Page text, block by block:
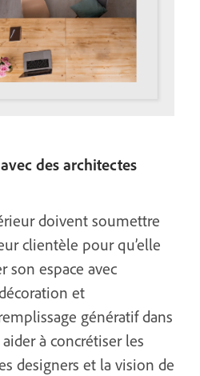
des architectes
doivent soumettre
clientèle pour qu’elle
son espace avec
et
génératif dans
à concrétiser les
designers et la vision de